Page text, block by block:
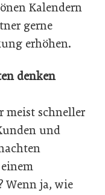
Kalendern
gerne
erhöhen.
denken
meist schneller
und
Wenn ja, wie